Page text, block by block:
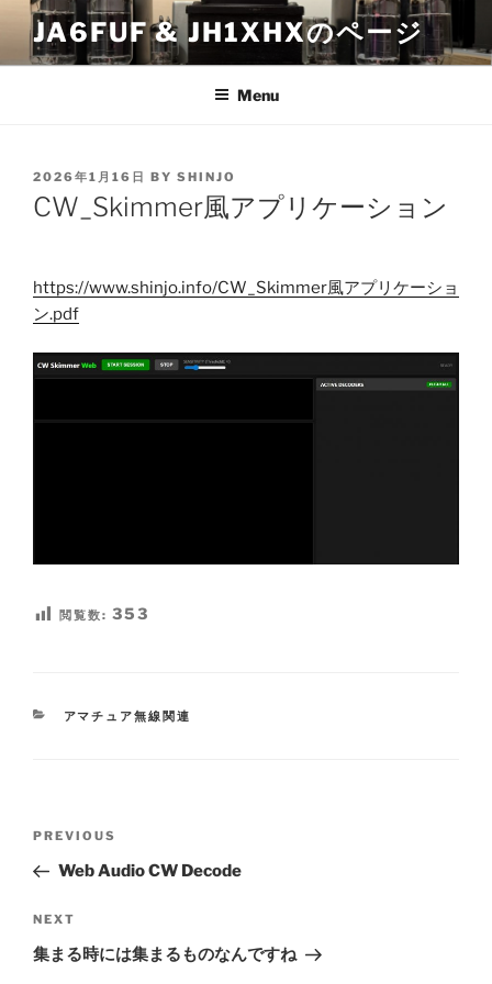
Skip
content
JA6FUF & JH1XHXのページ
Menu
POSTED
ON
2026年1月16日 BY SHINJO
CW_Skimmer風アプリケーション
https://www.shinjo.info/CW_Skimmer風アプリケーショ
ン.pdf
閲覧数: 353
CATEGORIES
アマチュア無線関連
Previous
Post
PREVIOUS
Web Audio CW Decode
Next
Post
NEXT
集まる時には集まるものなんですね